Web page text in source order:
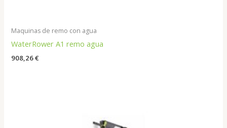
Maquinas de remo con agua
WaterRower A1 remo agua
908,26€